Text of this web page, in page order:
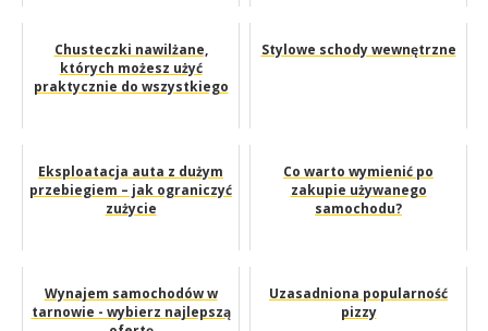
Chusteczki nawilżane,
których możesz użyć
praktycznie do wszystkiego
Stylowe schody wewnętrzne
Eksploatacja auta z dużym
przebiegiem – jak ograniczyć
zużycie
Co warto wymienić po
zakupie używanego
samochodu?
Wynajem samochodów w
tarnowie - wybierz najlepszą
Uzasadniona popularność
pizzy